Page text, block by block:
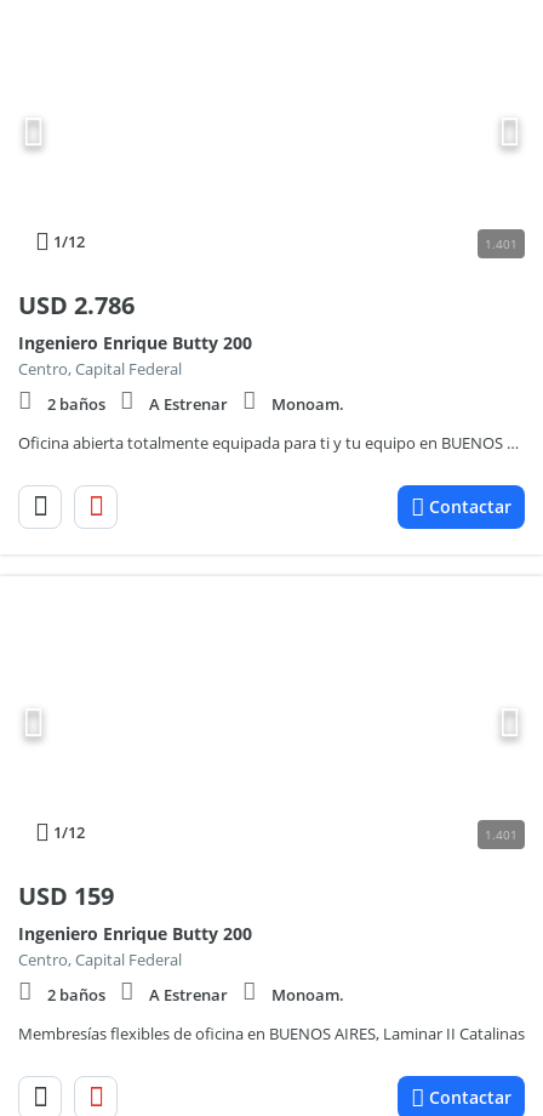
1/12 1.401
USD 2.786
Ingeniero Enrique Butty 200
Centro, Capital Federal
2 baños
A Estrenar
Monoam.
Oficina abierta totalmente equipada para ti y tu equipo en BUENOS AIRES, Laminar II Catalinas
Contactar
1/12 1.401
USD 159
Ingeniero Enrique Butty 200
Centro, Capital Federal
2 baños
A Estrenar
Monoam.
Membresías flexibles de oficina en BUENOS AIRES, Laminar II Catalinas
Contactar